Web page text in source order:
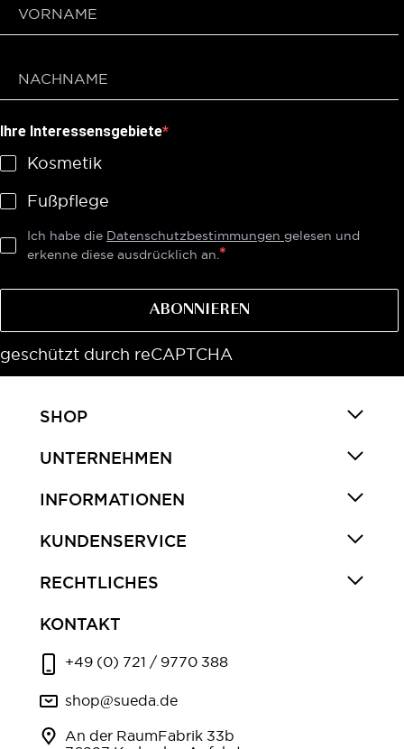
Ihre Interessensgebiete
Kosmetik
Fußpflege
Ich habe die Datenschutzbestimmungen gelesen und
erkenne diese ausdrücklich an.
ABONNIEREN
geschützt durch reCAPTCHA
SHOP
UNTERNEHMEN
INFORMATIONEN
KUNDENSERVICE
RECHTLICHES
KONTAKT
+49 (0) 721 / 9770 388
shop@sueda.de
An der RaumFabrik 33b